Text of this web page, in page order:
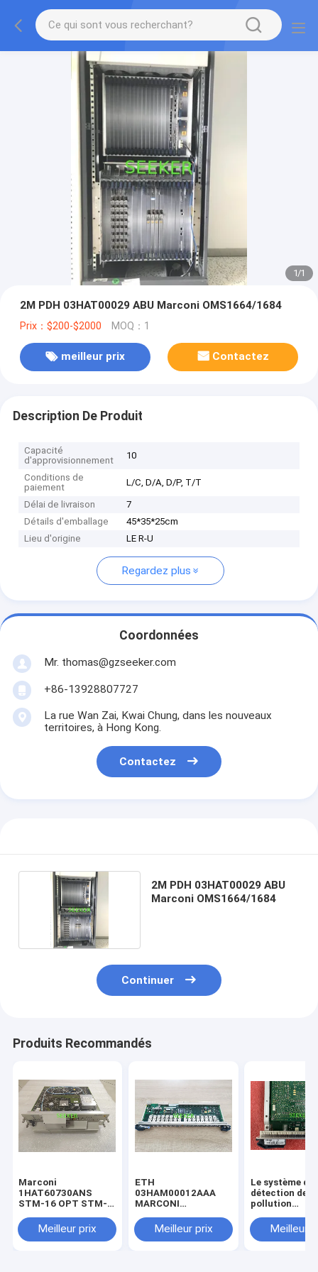
1/1
2M PDH 03HAT00029 ABU Marconi OMS1664/1684
Prix：$200-$2000 MOQ：1
meilleur prix Contactez
Description De Produit
Capacité
d'approvisionnement
10
Conditions de
paiement
L/C, D/A, D/P, T/T
Délai de livraison
7
Détails d'emballage
45*35*25cm
Lieu d'origine
LE R-U
Regardez plus
Coordonnées
Mr. thomas@gzseeker.com
+86-13928807727
La rue Wan Zai, Kwai Chung, dans les nouveaux
territoires, à Hong Kong.
Contactez
2M PDH 03HAT00029 ABU
Marconi OMS1664/1684
Continuer
Produits Recommandés
Marconi
1HAT60730ANS
STM-16 OPT STM-
Meilleur prix
ETH
03HAM00012AAA
MARCONI
Meilleur prix
Le système de
détection de la
pollution
être utilisé
détection de la
Meilleur